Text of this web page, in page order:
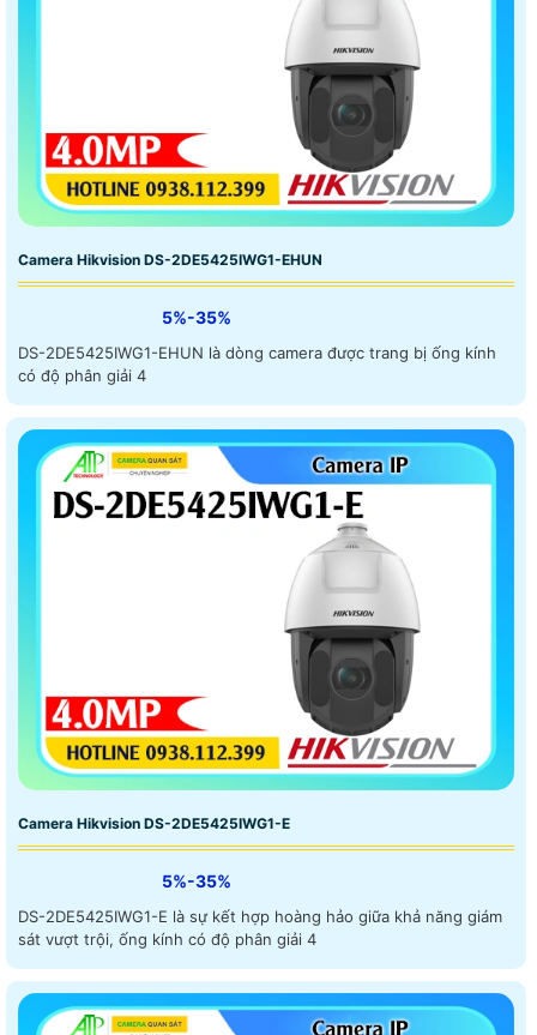
Camera Hikvision DS-2DE5425IWG1-EHUN
5%-35%
DS-2DE5425IWG1-EHUN là dòng camera được trang bị ống kính
có độ phân giải 4
Camera Hikvision DS-2DE5425IWG1-E
5%-35%
DS-2DE5425IWG1-E là sự kết hợp hoàng hảo giữa khả năng giám
sát vượt trội, ống kính có độ phân giải 4